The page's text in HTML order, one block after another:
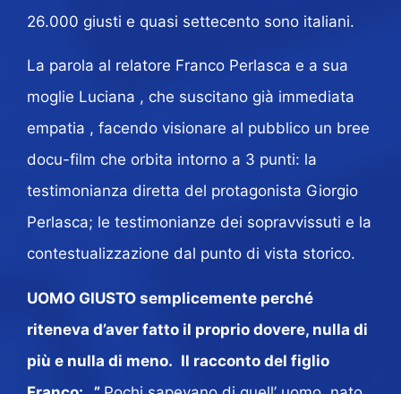
26.000 giusti e quasi settecento sono italiani.
La parola al relatore Franco Perlasca e a sua
moglie Luciana , che suscitano già immediata
empatia , facendo visionare al pubblico un bree
docu-film che orbita intorno a 3 punti: la
testimonianza diretta del protagonista Giorgio
Perlasca; le testimonianze dei sopravvissuti e la
contestualizzazione dal punto di vista storico.
UOMO GIUSTO semplicemente perché
riteneva d’aver fatto il proprio dovere, nulla di
più e nulla di meno. Il racconto del figlio